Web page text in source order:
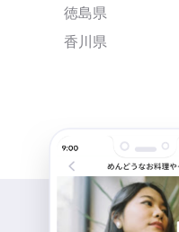
徳島県
香川県